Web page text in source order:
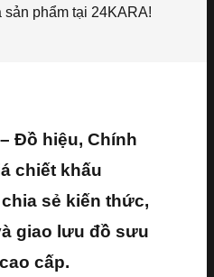
phẩm tại 24KARA!
Đồ hiệu, Chính
chiết khấu
sẻ kiến thức,
giao lưu đồ sưu
cấp.